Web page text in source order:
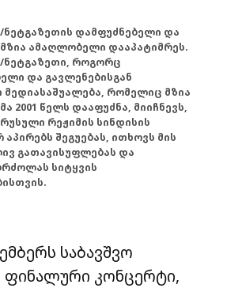
დამფუძნებელი და
ამაღლობელი დააპატიმრეს.
ნეტგაზეთი, როგორც
და გავლენებისგან
რომელიც მზია
2001 წელს დააფუძნა, მიიჩნევს,
რეჟიმის სინდისის
აპირებს შეგუებას, ითხოვს მის
გათავისუფლებას და
სიტყვის
საბავშვო
ფინალური კონცერტი,